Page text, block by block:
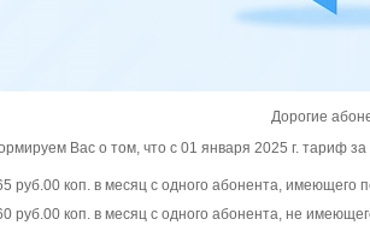
Дорогие
Вас о том, что с 01 января 2025 г. тариф
руб.00 коп. в месяц с одного абонента, имеющего
руб.00 коп. в месяц с одного абонента, не